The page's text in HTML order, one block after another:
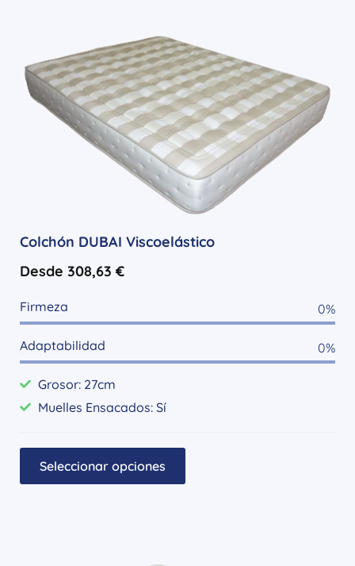
Colchón DUBAI Viscoelástico
Desde 308,63 €
Firmeza 0%
Adaptabilidad 0%
Grosor: 27cm
Muelles Ensacados: Sí
Seleccionar opciones